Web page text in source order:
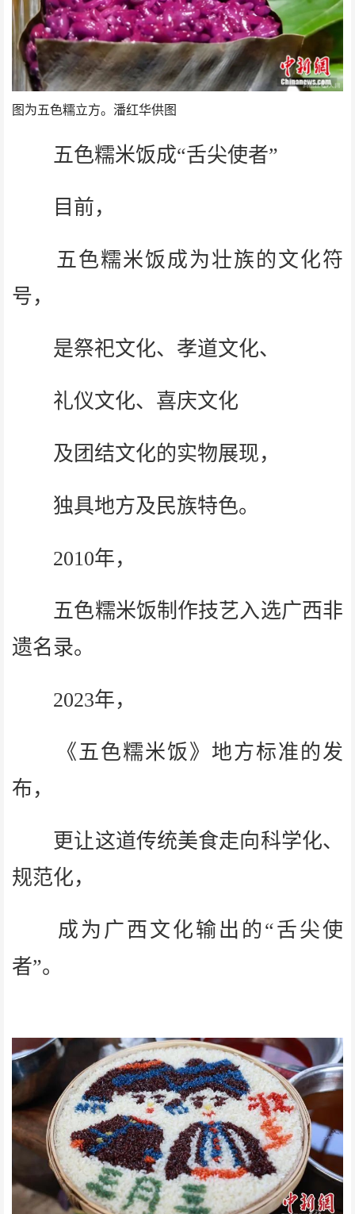
图为五色糯立方。潘红华供图
五色糯米饭成“舌尖使者”
目前，
五色糯米饭成为壮族的文化符
号，
是祭祀文化、孝道文化、
礼仪文化、喜庆文化
及团结文化的实物展现，
独具地方及民族特色。
2010年，
五色糯米饭制作技艺入选广西非
遗名录。
2023年，
《五色糯米饭》地方标准的发
布，
更让这道传统美食走向科学化、
规范化，
成为广西文化输出的“舌尖使
者”。